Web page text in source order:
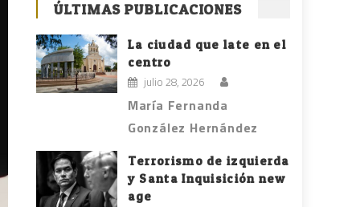
ÚLTIMAS PUBLICACIONES
La ciudad que late en el
centro
julio 28, 2026
María Fernanda
González Hernández
Terrorismo de izquierda
y Santa Inquisición new
age